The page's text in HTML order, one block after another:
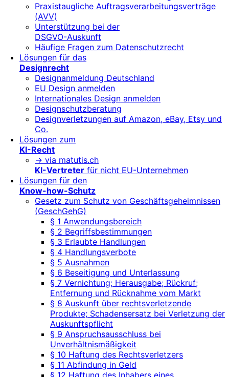
Praxistaugliche Auftragsverarbeitungsverträge
(AVV)
Unterstützung bei der
DSGVO-Auskunft
Häufige Fragen zum Datenschutzrecht
Lösungen für das
Designrecht
Designanmeldung Deutschland
EU Design anmelden
Internationales Design anmelden
Designschutzberatung
Designverletzungen auf Amazon, eBay, Etsy und
Co.
Lösungen zum
KI-Recht
-> via matutis.ch
KI-Vertreter für nicht EU-Unternehmen
Lösungen für den
Know-how-Schutz
Gesetz zum Schutz von Geschäftsgeheimnissen
(GeschGehG)
§ 1 Anwendungsbereich
§ 2 Begriffsbestimmungen
§ 3 Erlaubte Handlungen
§ 4 Handlungsverbote
§ 5 Ausnahmen
§ 6 Beseitigung und Unterlassung
§ 7 Vernichtung; Herausgabe; Rückruf;
Entfernung und Rücknahme vom Markt
§ 8 Auskunft über rechtsverletzende
Produkte; Schadensersatz bei Verletzung der
Auskunftspflicht
§ 9 Anspruchsausschluss bei
Unverhältnismäßigkeit
§ 10 Haftung des Rechtsverletzers
§ 11 Abfindung in Geld
§ 12 Haftung des Inhabers eines